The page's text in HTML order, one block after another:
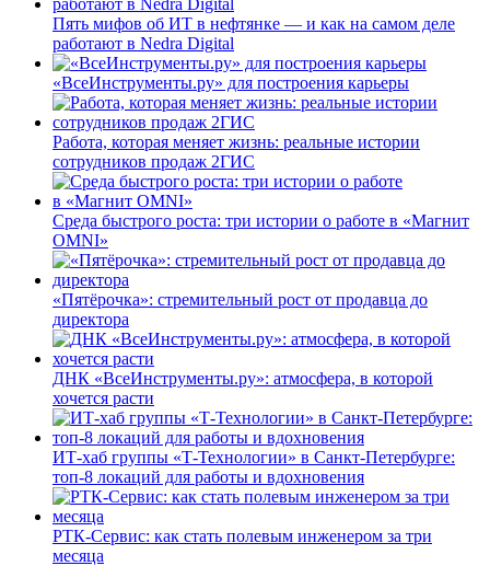
Пять мифов об ИТ в нефтянке — и как на самом деле
работают в Nedra Digital
«ВсеИнструменты.ру» для построения карьеры
Работа, которая меняет жизнь: реальные истории
сотрудников продаж 2ГИС
Среда быстрого роста: три истории о работе в «Магнит
OMNI»
«Пятёрочка»: стремительный рост от продавца до
директора
ДНК «ВсеИнструменты.ру»: атмосфера, в которой
хочется расти
ИТ-хаб группы «Т-Технологии» в Санкт-Петербурге:
топ-8 локаций для работы и вдохновения
РТК-Сервис: как стать полевым инженером за три
месяца